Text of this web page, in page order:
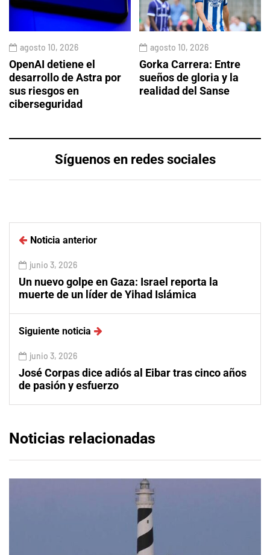
agosto 10, 2026
OpenAI detiene el
desarrollo de Astra por
sus riesgos en
ciberseguridad
agosto 10, 2026
Gorka Carrera: Entre
sueños de gloria y la
realidad del Sanse
Síguenos en redes sociales
Noticia anterior
junio 3, 2026
Un nuevo golpe en Gaza: Israel reporta la
muerte de un líder de Yihad Islámica
Siguiente noticia
junio 3, 2026
José Corpas dice adiós al Eibar tras cinco años
de pasión y esfuerzo
Noticias relacionadas